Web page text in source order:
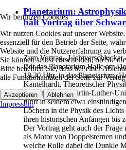
Planetarium:
hält Vortrag über
Zum Vortrag „Lichtverschlucker
lädt das Planetarium Halle am
18.30 Uhr, in das Planetarium,
Kantelhardt, Theoretischer
Dozent an der Martin-Luther-
führt in seinem etwa
Löchern in die Physik des
ihren historischen Anfängen bis
Der Vortrag geht auch der
als Motor von Doppelsternen
welche Rolle dabei die Dunkle
Wir benutzen Cookies
Wir nutzen Cookies auf unserer
essenziell für den Betrieb der Seite,
Website und die Nutzererfahrung zu
Sie können selbst entscheiden, ob Sie
Bitte beachten Sie, dass bei einer
alle Funktionalitäten der Seite zur
Akzeptieren Ablehnen
Impressum